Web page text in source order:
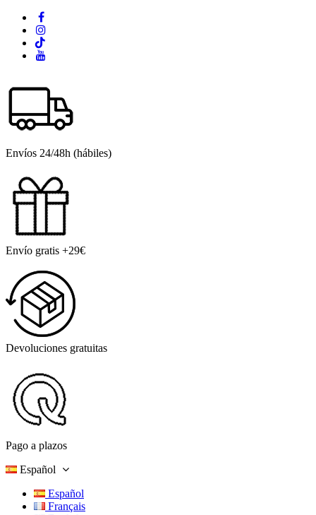
Envíos 24/48h (hábiles)
Envío gratis +29€
Devoluciones gratuitas
Pago a plazos
Español
Español
Français